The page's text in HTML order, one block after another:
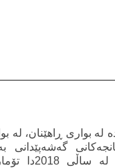
لە بواری ڕاهێنان، لە
گەشەپێدانی
سەنتەرەکە لە ساڵی